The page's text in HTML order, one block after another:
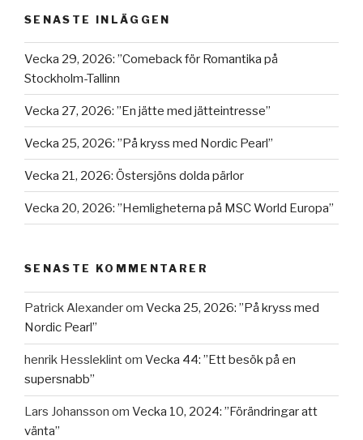
SENASTE INLÄGGEN
Vecka 29, 2026: ”Comeback för Romantika på
Stockholm-Tallinn
Vecka 27, 2026: ”En jätte med jätteintresse”
Vecka 25, 2026: ”På kryss med Nordic Pearl”
Vecka 21, 2026: Östersjöns dolda pärlor
Vecka 20, 2026: ”Hemligheterna på MSC World Europa”
SENASTE KOMMENTARER
Patrick Alexanderom Vecka 25, 2026: ”På kryss med
Nordic Pearl”
henrik Hessleklintom Vecka 44: ”Ett besök på en
supersnabb”
Lars Johansson om Vecka 10, 2024: ”Förändringar att
vänta”